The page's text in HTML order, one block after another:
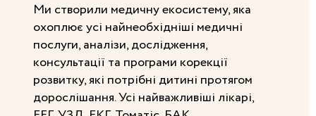
Ми створили медичну екосистему, яка
охоплює усі найнеобхідніші медичні
послуги, аналізи, дослідження,
консультації та програми корекції
розвитку, які потрібні дитині протягом
дорослішання. Усі найважливіші лікарі,